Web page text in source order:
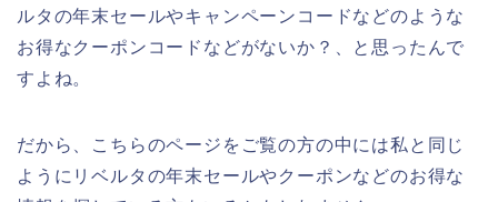
ルタの年末セールやキャンペーンコードなどのような
お得なクーポンコードなどがないか？、と思ったんで
すよね。
だから、こちらのページをご覧の方の中には私と同じ
ようにリベルタの年末セールやクーポンなどのお得な